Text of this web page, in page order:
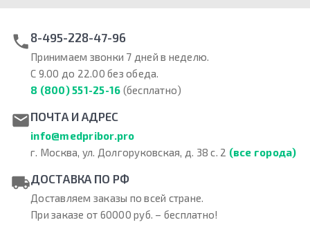
8-495-228-47-96
Принимаем звонки 7 дней в неделю.
С 9.00 до 22.00 без обеда.
8 (800) 551-25-16 (бесплатно)
ПОЧТА И АДРЕС
info@medpribor.pro
г. Москва, ул. Долгоруковская, д. 38 с. 2 (все города)
ДОСТАВКА ПО РФ
Доставляем заказы по всей стране.
При заказе от 60000 руб. – бесплатно!